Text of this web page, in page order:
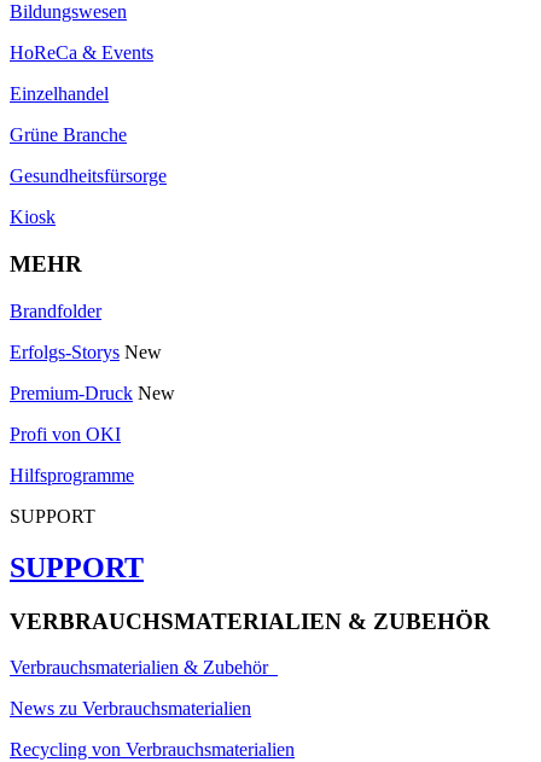
Bildungswesen
HoReCa & Events
Einzelhandel
Grüne Branche
Gesundheitsfürsorge
Kiosk
MEHR
Brandfolder
Erfolgs-Storys New
Premium-Druck New
Profi von OKI
Hilfsprogramme
SUPPORT
SUPPORT
VERBRAUCHSMATERIALIEN & ZUBEHÖR
Verbrauchsmaterialien & Zubehör
News zu Verbrauchsmaterialien
Recycling von Verbrauchsmaterialien